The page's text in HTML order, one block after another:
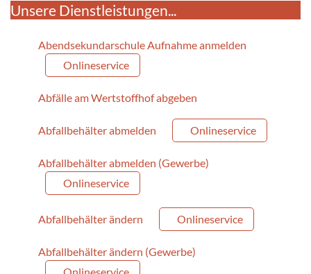
Unsere Dienstleistungen...
Abendsekundarschule Aufnahme anmelden
Onlineservice
Abfälle am Wertstoffhof abgeben
Abfallbehälter abmelden Onlineservice
Abfallbehälter abmelden (Gewerbe)
Onlineservice
Abfallbehälter ändern Onlineservice
Abfallbehälter ändern (Gewerbe)
Onlineservice